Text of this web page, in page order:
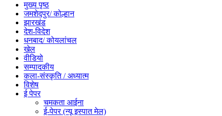
मुख्य पृष्ठ
जमशेदपुर/ कोल्हान
झारखंड
देश-विदेश
धनबाद/ कोयलांचल
खेल
वीडियो
सम्पादकीय
कला-संस्कृति / अध्यात्म
विशेष
ई पेपर
चमकता आईना
ई-पेपर (न्यू इस्पात मेल)